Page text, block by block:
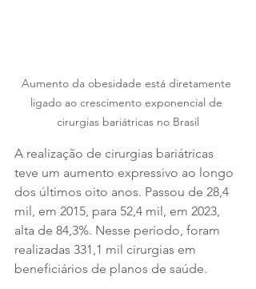
Aumento da obesidade está diretamente
ligado ao crescimento exponencial de
cirurgias bariátricas no Brasil
A realização de cirurgias bariátricas
teve um aumento expressivo ao longo
dos últimos oito anos. Passou de 28,4
mil, em 2015, para 52,4 mil, em 2023,
alta de 84,3%. Nesse período, foram
realizadas 331,1 mil cirurgias em
beneficiários de planos de saúde.